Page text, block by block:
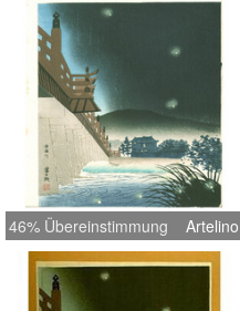
46% Übereinstimmung Artelino